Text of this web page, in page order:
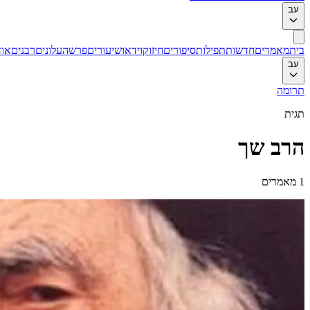
עב
ביתמאמריםחדשותתפילותסיפוריםחיזוקוידאושיעוריםפרשהעלוניםרבנים
עב
תרומה
תגית
הרב שך
1 מאמרים